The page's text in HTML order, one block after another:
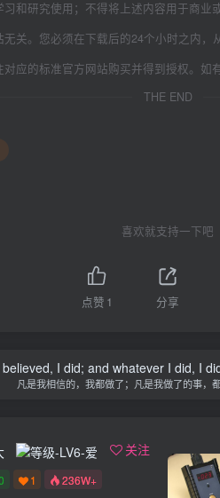
和研究使用；不得将上述内容用于商业
关。您必须在下载后的24个小时之内，
应的标准官方网站购买并得到授权。如
THE END
喜欢就支持一下吧
点赞 1 分享
I did; and whatever I did, I
凡是我相信的，我都做了；凡是我做了的事，
关注
1 236W+